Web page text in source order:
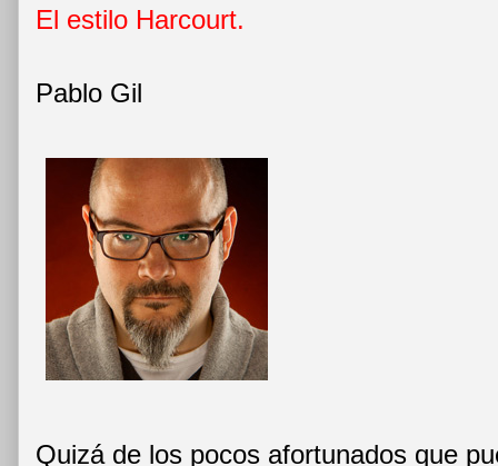
El estilo Harcourt.
Pablo Gil
Quizá de los pocos afortunados que